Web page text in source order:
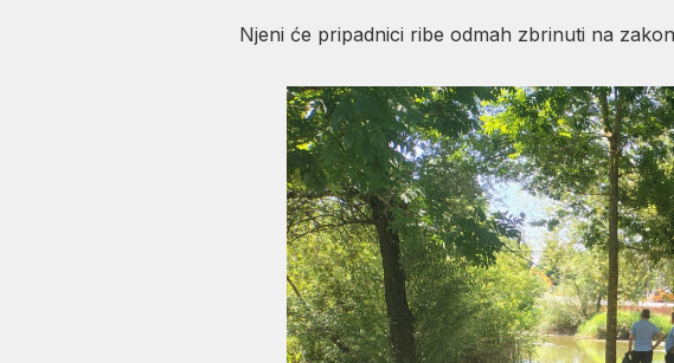
Njeni će pripadnici ribe odmah zbrinuti na